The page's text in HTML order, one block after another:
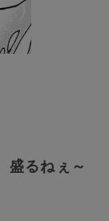
盛るねぇ～